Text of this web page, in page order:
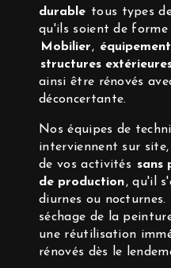
durable tous types
qu'ils soient de forme
Mobilier,
structures
ainsi être rénovés
déconcertante.
Nos équipes de
interviennent sur
de vos activités sans
de production, qu'il
diurnes ou
séchage de la
une réutilisation
rénovés dès le